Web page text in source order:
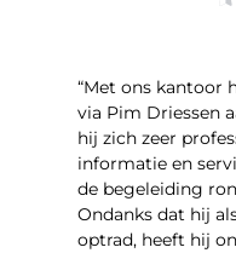
“Met ons kantoor
via Pim Driessen
hij zich zeer
informatie en
de begeleiding
Ondanks dat hij
optrad, heeft hij